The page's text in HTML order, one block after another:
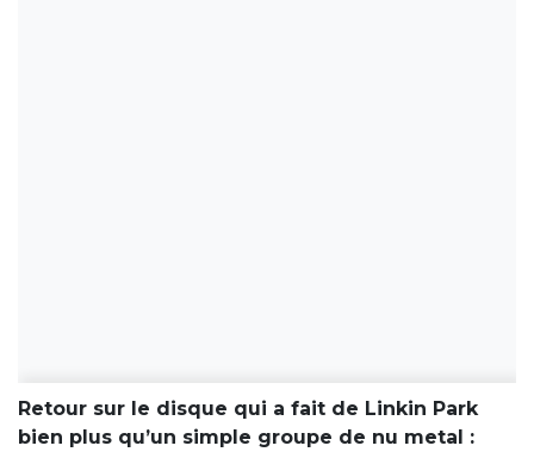
Retour sur le disque qui a fait de Linkin Park
bien plus qu’un simple groupe de nu metal :